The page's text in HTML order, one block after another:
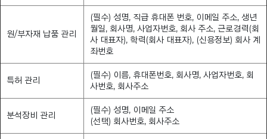
원/부자재 납품 관리
(필수) 성명, 직급 휴대폰 번호, 이메일 주소, 생년
월일, 회사명, 사업자번호, 회사 주소, 근로경력(회
사 대표자), 학력(회사 대표자), (신용정보) 회사 계
좌번호
특허 관리
(필수) 이름, 휴대폰번호, 회사명, 사업자번호, 회
사번호, 회사주소
분석장비 관리
(필수) 성명, 이메일 주소
(선택) 회사번호, 회사주소